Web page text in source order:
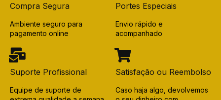
Compra Segura
Ambiente seguro para
pagamento online
Portes Especiais
Envio rápido e
acompanhado
Suporte Profissional
Equipe de suporte de
Satisfação ou Reembolso
Caso haja algo, devolvemos